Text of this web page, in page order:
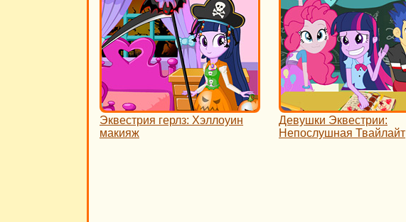
Эквестрия герлз: Хэллоуин
макияж
Девушки Эквестрии:
Непослушная Твайлайт